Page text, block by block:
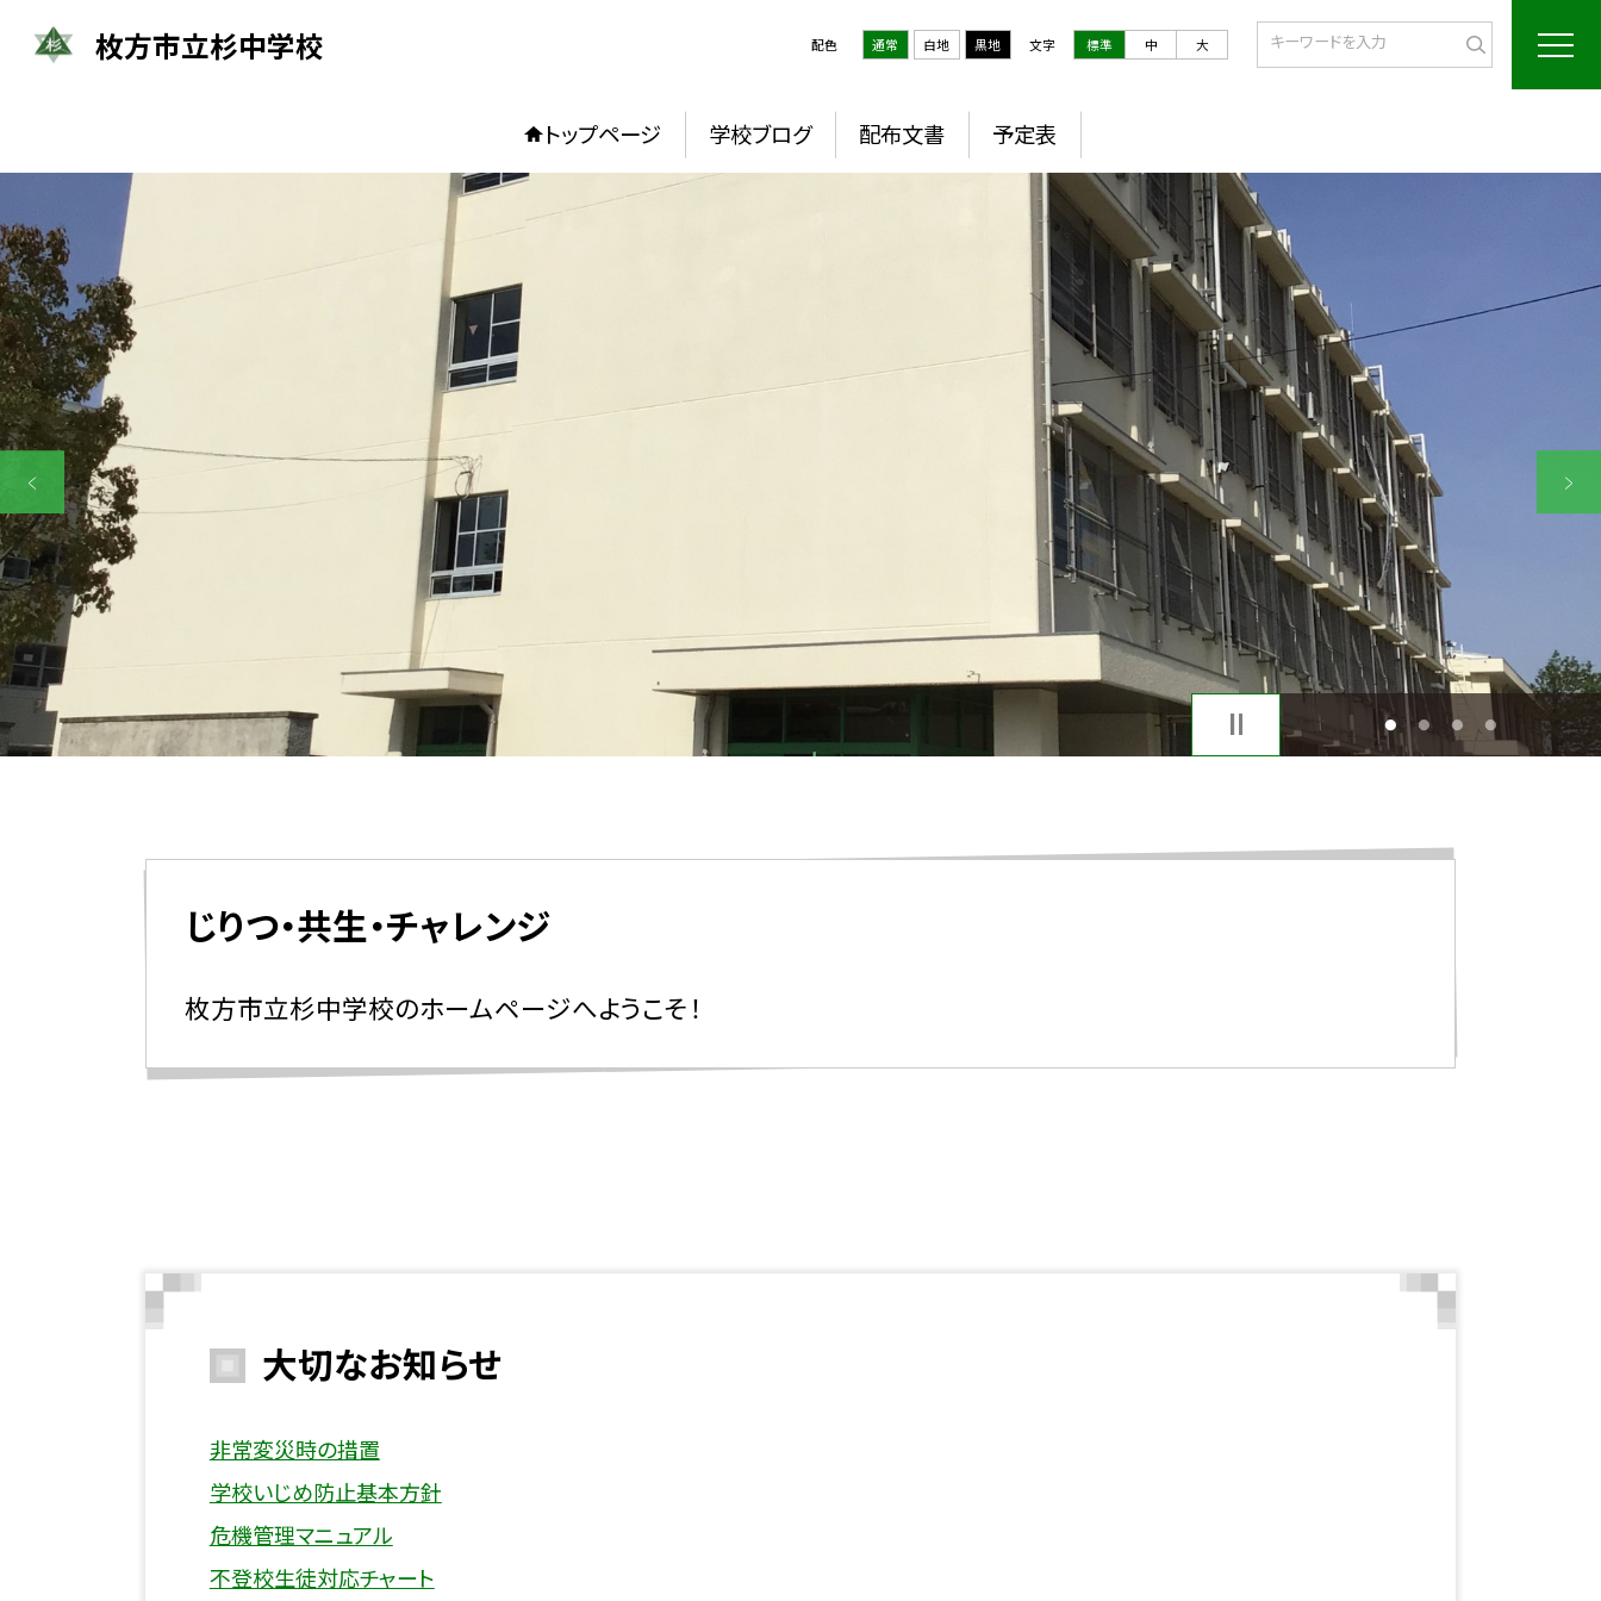
枚方市立杉中学校 配色 通常 白地 黒地 文字 標準 中 大
トップページ 学校ブログ 配布文書 予定表
1 2 3 4
じりつ・共生・チャレンジ
枚方市立杉中学校のホームページへようこそ！
大切なお知らせ
非常変災時の措置
学校いじめ防止基本方針
危機管理マニュアル
不登校生徒対応チャート